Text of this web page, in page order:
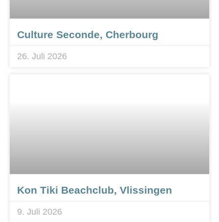
Culture Seconde, Cherbourg
26. Juli 2026
Kon Tiki Beachclub, Vlissingen
9. Juli 2026